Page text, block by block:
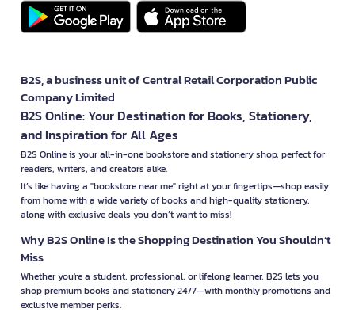
B2S, a business unit of Central Retail Corporation Public
Company Limited
B2S Online: Your Destination for Books, Stationery,
and Inspiration for All Ages
B2S Online is your all-in-one bookstore and stationery shop, perfect for
readers, writers, and creators alike.
It’s like having a "bookstore near me" right at your fingertips—shop easily
from home with a wide variety of books and high-quality stationery,
along with exclusive deals you don’t want to miss!
Why B2S Online Is the Shopping Destination You Shouldn’t
Miss
Whether you're a student, professional, or lifelong learner, B2S lets you
shop premium books and stationery 24/7—with monthly promotions and
exclusive member perks.